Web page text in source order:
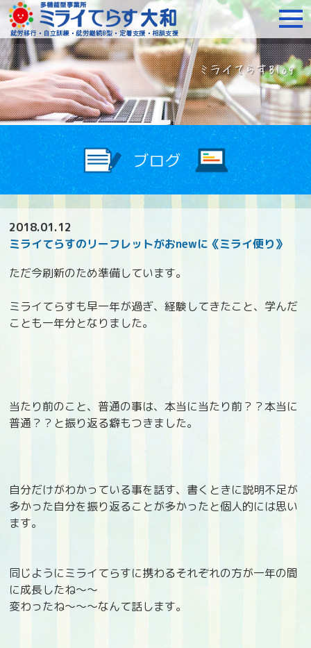
障がいをお持ちの方へ
2018.01.12
ミライてらすのリーフレットがおnewに《ミライ便り》
ただ今刷新のため準備しています。
ミライてらすも早一年が過ぎ、経験してきたこと、学んだ
ことも一年分となりました。
当たり前のこと、普通の事は、本当に当たり前？？本当に
普通？？と振り返る癖もつきました。
自分だけがわかっている事を話す、書くときに説明不足が
多かった自分を振り返ることが多かったと個人的には思い
ます。
同じようにミライてらすに携わるそれぞれの方が一年の間
に成長したね～～
変わったね～～～なんて話します。